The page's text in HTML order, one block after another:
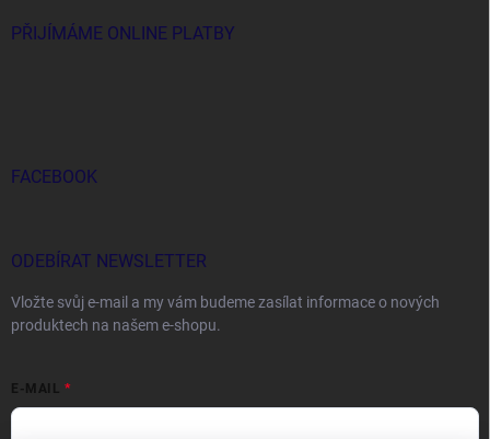
PŘIJÍMÁME ONLINE PLATBY
FACEBOOK
ODEBÍRAT NEWSLETTER
Vložte svůj e-mail a my vám budeme zasílat informace o nových
produktech na našem e-shopu.
E-MAIL